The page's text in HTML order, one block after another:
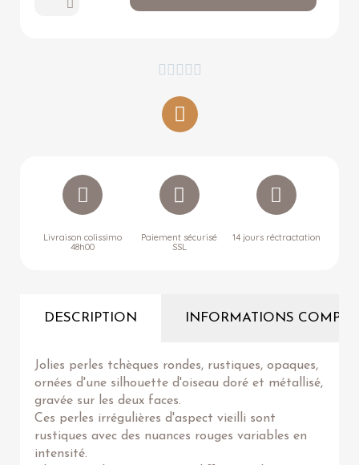
    
Livraison colissimo
48h00
Paiement sécurisé
SSL
14 jours réctractation
DESCRIPTION INFORMATIONS
Jolies perles tchèques rondes, rustiques, opaques,
ornées d'une silhouette d'oiseau doré et métallisé,
gravée sur les deux faces.
Ces perles irrégulières d'aspect vieilli sont
rustiques avec des nuances rouges variables en
intensité.